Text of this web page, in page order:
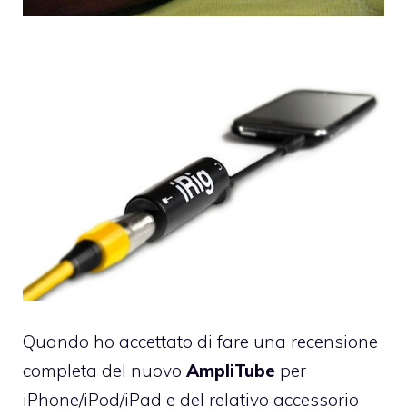
Quando ho accettato di fare una recensione
completa del nuovo AmpliTube per
iPhone/iPod/iPad e del relativo accessorio